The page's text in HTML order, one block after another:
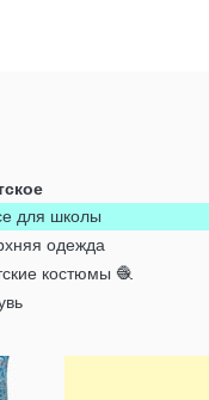
для школы
одежда
костюмы 🧶